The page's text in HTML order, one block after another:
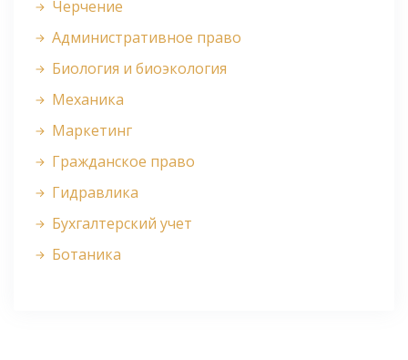
Черчение
Административное право
Биология и биоэкология
Механика
Маркетинг
Гражданское право
Гидравлика
Бухгалтерский учет
Ботаника